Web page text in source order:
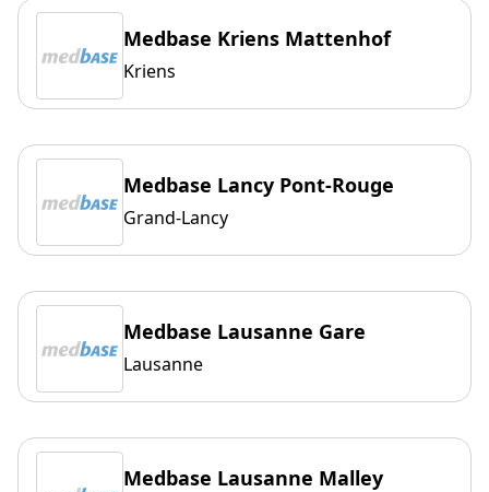
Medbase Kriens Mattenhof
Kriens
Medbase Lancy Pont-Rouge
Grand-Lancy
Medbase Lausanne Gare
Lausanne
Medbase Lausanne Malley